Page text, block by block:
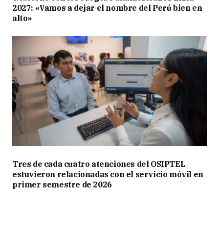
2027: «Vamos a dejar el nombre del Perú bien en
alto»
Tres de cada cuatro atenciones del OSIPTEL
estuvieron relacionadas con el servicio móvil en
primer semestre de 2026